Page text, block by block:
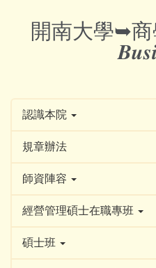
開南大學➥商
認識本院
規章辦法
師資陣容
經營管理碩士在職專班
碩士班